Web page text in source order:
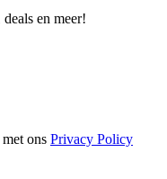
en meer!
ons Privacy Policy